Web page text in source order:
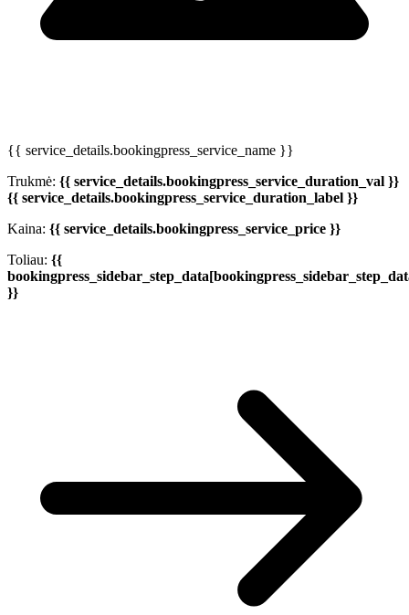
{{ service_details.bookingpress_service_name }}
Trukmė: {{ service_details.bookingpress_service_duration_val }}
{{ service_details.bookingpress_service_duration_label }}
Kaina: {{ service_details.bookingpress_service_price }}
Toliau: {{
}}